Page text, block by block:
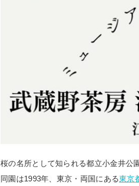
桜の名所として知られる都立小金井公
同園は1993年、東京・両国にある東京